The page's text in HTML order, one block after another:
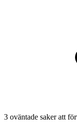
3 oväntade saker att